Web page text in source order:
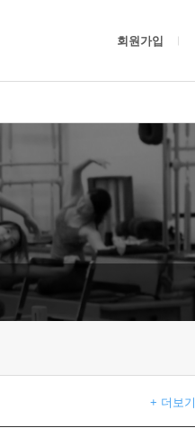
회원가입
+ 더보기